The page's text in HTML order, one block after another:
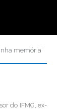
memória”
do IFMG, ex-